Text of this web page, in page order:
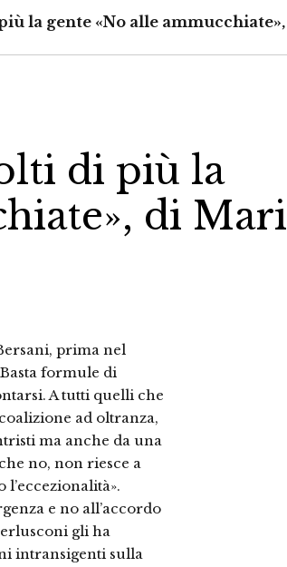
la gente «No alle
di più la
di
prima nel
formule di
A tutti quelli che
ad oltranza,
ma anche da una
no, non riesce a
e no all’accordo
gli ha
intransigenti sulla